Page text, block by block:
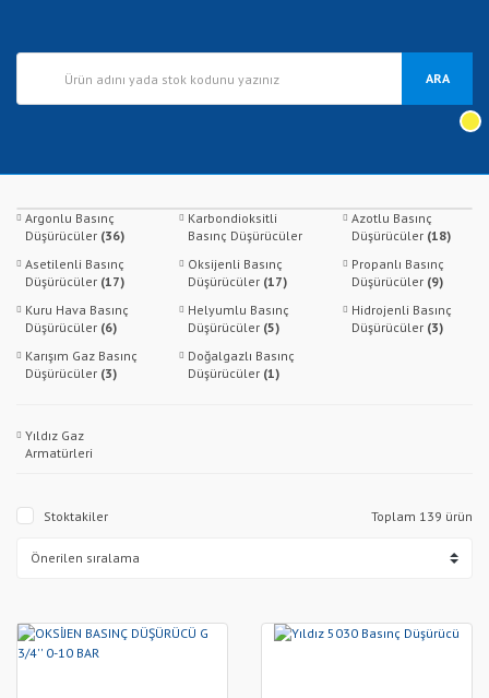
ARA
Argonlu Basınç
Düşürücüler (36)
Karbondioksitli
Basınç Düşürücüler
Azotlu Basınç
Düşürücüler (18)
Asetilenli Basınç
Düşürücüler (17)
Oksijenli Basınç
Düşürücüler (17)
Propanlı Basınç
Düşürücüler (9)
Kuru Hava Basınç
Düşürücüler (6)
Helyumlu Basınç
Düşürücüler (5)
Hidrojenli Basınç
Düşürücüler (3)
Karışım Gaz Basınç
Düşürücüler (3)
Doğalgazlı Basınç
Düşürücüler (1)
Yıldız Gaz
Armatürleri
Stoktakiler Toplam 139 ürün